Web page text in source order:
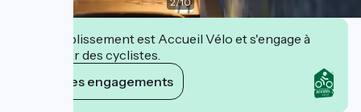
Cet établissement est Accueil Vélo et s'engage à
accueillir des cyclistes.
Voir ses engagements